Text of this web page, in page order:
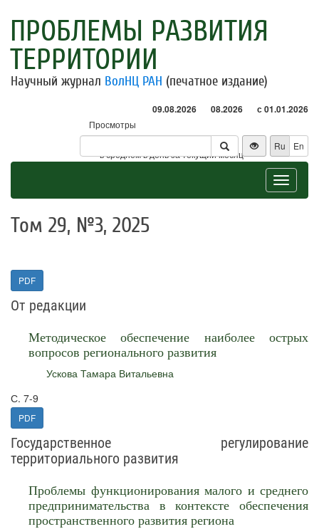
ПРОБЛЕМЫ РАЗВИТИЯ
ТЕРРИТОРИИ
Научный журнал ВолНЦ РАН (печатное издание)
09.08.2026 08.2026 с 01.01.2026
Просмотры
Посетители
* - в среднем в день за текущий месяц
Ru En
Toggle
Том 29, №3, 2025
PDF
От редакции
Методическое обеспечение наиболее острых
вопросов регионального развития
Ускова Тамара Витальевна
С. 7-9
PDF
Государственное регулирование
территориального развития
Проблемы функционирования малого и среднего
предпринимательства в контексте обеспечения
пространственного развития региона